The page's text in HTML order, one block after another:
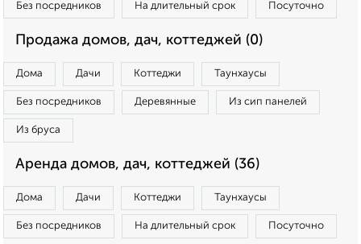
Без посредников На длительный срок Посуточно
Продажа домов, дач, коттеджей (0)
Дома Дачи Коттеджи Таунхаусы
Без посредников Деревянные Из сип панелей
Из бруса
Аренда домов, дач, коттеджей (36)
Дома Дачи Коттеджи Таунхаусы
Без посредников На длительный срок Посуточно